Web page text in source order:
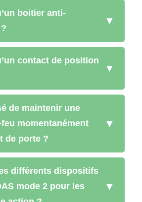
boitier anti-
▼
contact de position
▼
de maintenir une
momentanément
de porte ?
▼
différents dispositifs
mode 2 pour les
▼